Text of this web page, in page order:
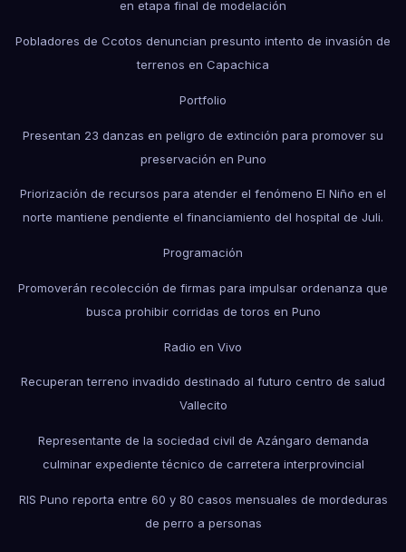
en etapa final de modelación
Pobladores de Ccotos denuncian presunto intento de invasión de
terrenos en Capachica
Portfolio
Presentan 23 danzas en peligro de extinción para promover su
preservación en Puno
Priorización de recursos para atender el fenómeno El Niño en el
norte mantiene pendiente el financiamiento del hospital de Juli.
Programación
Promoverán recolección de firmas para impulsar ordenanza que
busca prohibir corridas de toros en Puno
Radio en Vivo
Recuperan terreno invadido destinado al futuro centro de salud
Vallecito
Representante de la sociedad civil de Azángaro demanda
culminar expediente técnico de carretera interprovincial
RIS Puno reporta entre 60 y 80 casos mensuales de mordeduras
de perro a personas